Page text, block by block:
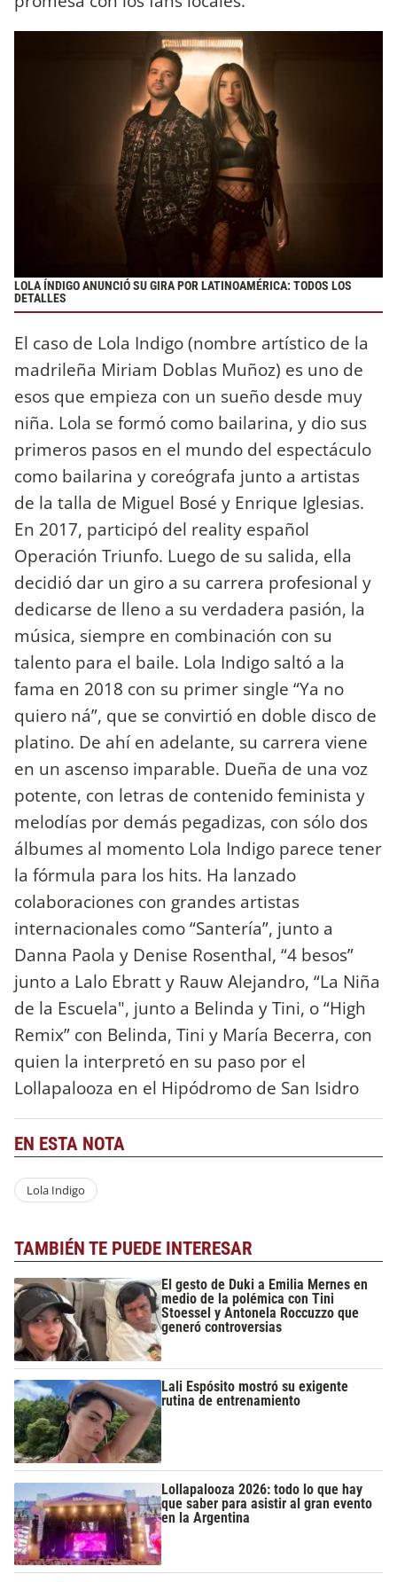
LOLA ÍNDIGO ANUNCIÓ SU GIRA POR LATINOAMÉRICA: TODOS LOS
DETALLES
El caso de Lola Indigo (nombre artístico de la
madrileña Miriam Doblas Muñoz) es uno de
esos que empieza con un sueño desde muy
niña. Lola se formó como bailarina, y dio sus
primeros pasos en el mundo del espectáculo
como bailarina y coreógrafa junto a artistas
de la talla de Miguel Bosé y Enrique Iglesias.
En 2017, participó del reality español
Operación Triunfo. Luego de su salida, ella
decidió dar un giro a su carrera profesional y
dedicarse de lleno a su verdadera pasión, la
música, siempre en combinación con su
talento para el baile. Lola Indigo saltó a la
fama en 2018 con su primer single “Ya no
quiero ná”, que se convirtió en doble disco de
platino. De ahí en adelante, su carrera viene
en un ascenso imparable. Dueña de una voz
potente, con letras de contenido feminista y
melodías por demás pegadizas, con sólo dos
álbumes al momento Lola Indigo parece tener
la fórmula para los hits. Ha lanzado
colaboraciones con grandes artistas
internacionales como “Santería”, junto a
Danna Paola y Denise Rosenthal, “4 besos”
junto a Lalo Ebratt y Rauw Alejandro, “La Niña
de la Escuela", junto a Belinda y Tini, o “High
Remix” con Belinda, Tini y María Becerra, con
quien la interpretó en su paso por el
Lollapalooza en el Hipódromo de San Isidro
EN ESTA NOTA
Lola Indigo
TAMBIÉN TE PUEDE INTERESAR
El gesto de Duki a Emilia Mernes en
medio de la polémica con Tini
Stoessel y Antonela Roccuzzo que
generó controversias
Lali Espósito mostró su exigente
rutina de entrenamiento
Lollapalooza 2026: todo lo que hay
que saber para asistir al gran evento
en la Argentina